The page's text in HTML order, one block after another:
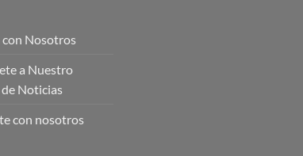
con Nosotros
a Nuestro
Noticias
con nosotros